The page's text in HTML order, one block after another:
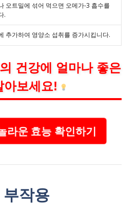
오트밀에 섞어 먹으면 오메가-3 흡수를
.
추가하여 영양소 섭취를 증가시킵니다.
건강에 얼마나 좋은
아보세요!
운 효능 확인하기
작용